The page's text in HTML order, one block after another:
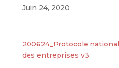
Juin 24, 2020
200624_Protocole
des entreprises v3